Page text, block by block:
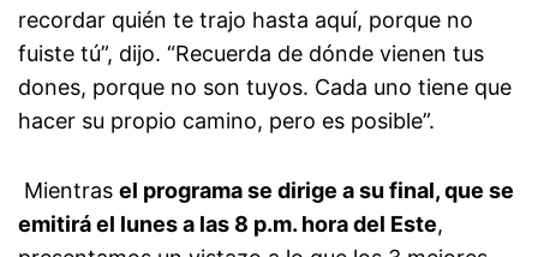
recordar quién te trajo hasta aquí, porque no
fuiste tú”, dijo. “Recuerda de dónde vienen tus
dones, porque no son tuyos. Cada uno tiene que
hacer su propio camino, pero es posible”.
Mientras el programa se dirige a su final, que se
emitirá el lunes a las 8 p.m. hora del Este,